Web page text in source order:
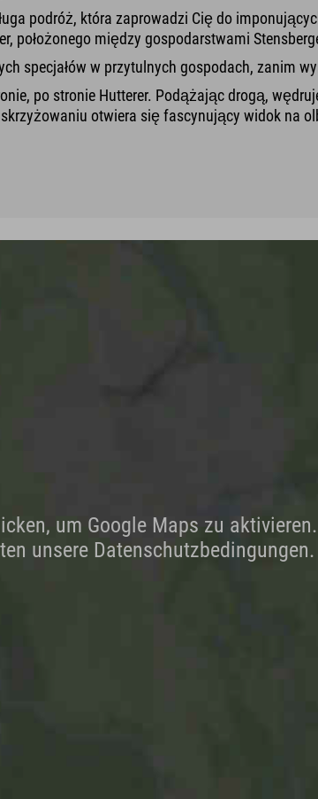
podróż, która zaprowadzi Cię do
położonego między gospodarstwami
specjałów w przytulnych gospodach, zanim
po stronie Hutterer. Podążając drogą,
otwiera się fascynujący widok na
um Google Maps zu aktivieren.
unsere Datenschutzbedingungen.